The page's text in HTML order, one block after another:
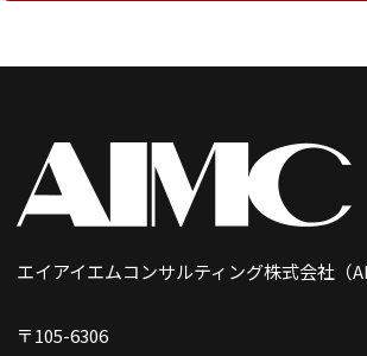
エイアイエムコンサルティング株式会社（
〒105-6306